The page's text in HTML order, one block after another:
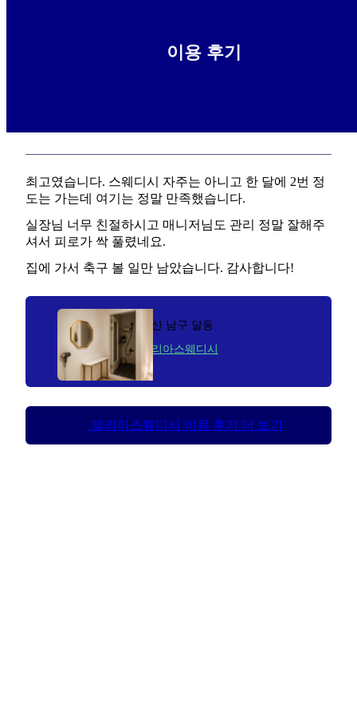
이용 후기
최고였습니다. 스웨디시 자주는 아니고 한 달에 2번 정
도는 가는데 여기는 정말 만족했습니다.
실장님 너무 친절하시고 매니저님도 관리 정말 잘해주
셔서 피로가 싹 풀렸네요.
집에 가서 축구 볼 일만 남았습니다. 감사합니다!
울산 남구 달동
델리아스웨디시
델리아스웨디시 이용 후기 더 보기